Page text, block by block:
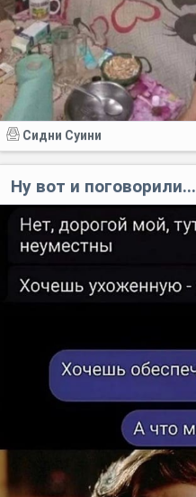
Сидни Суини
Ну вот и поговорили...